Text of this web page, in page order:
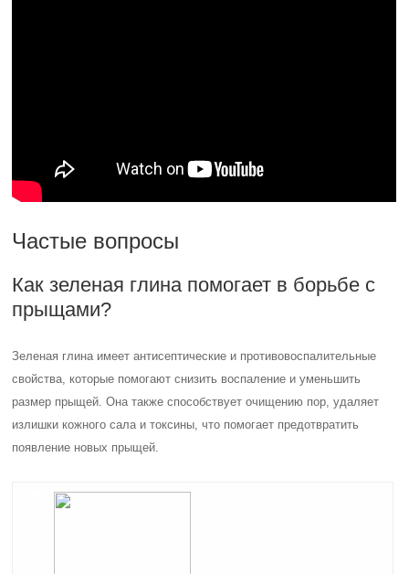
Частые вопросы
Как зеленая глина помогает в борьбе с
прыщами?
Зеленая глина имеет антисептические и противовоспалительные
свойства, которые помогают снизить воспаление и уменьшить
размер прыщей. Она также способствует очищению пор, удаляет
излишки кожного сала и токсины, что помогает предотвратить
появление новых прыщей.